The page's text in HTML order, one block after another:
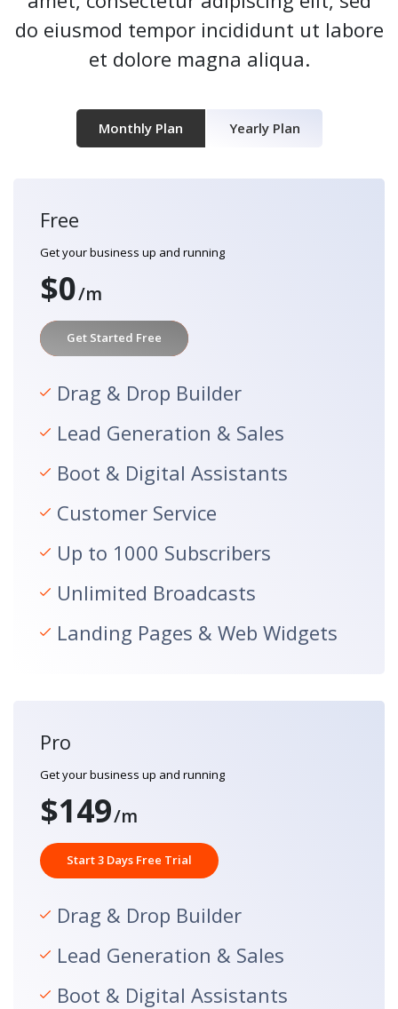
do eiusmod tempor incididunt ut labore
et dolore magna aliqua.
Monthly Plan Yearly Plan
Free
Get your business up and running
$0/m
Get Started Free
Drag & Drop Builder
Lead Generation & Sales
Boot & Digital Assistants
Customer Service
Up to 1000 Subscribers
Unlimited Broadcasts
Landing Pages & Web Widgets
Pro
Get your business up and running
$149/m
Start 3 Days Free Trial
Drag & Drop Builder
Lead Generation & Sales
Boot & Digital Assistants